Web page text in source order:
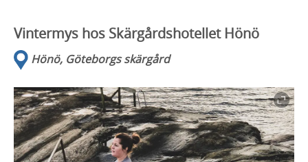
Vintermys hos Skärgårdshotellet Hönö
Hönö, Göteborgs skärgård